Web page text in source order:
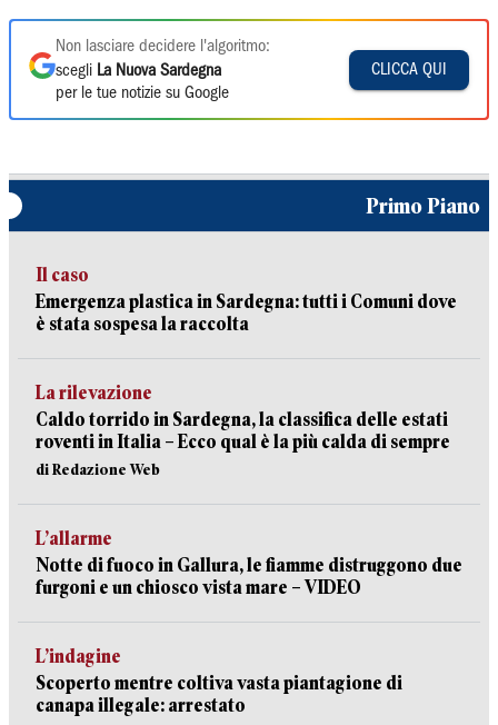
Non lasciare decidere l'algoritmo:
scegli La Nuova Sardegna
per le tue notizie su Google
CLICCA QUI
Primo Piano
Il caso
Emergenza plastica in Sardegna: tutti i Comuni dove
è stata sospesa la raccolta
La rilevazione
Caldo torrido in Sardegna, la classifica delle estati
roventi in Italia – Ecco qual è la più calda di sempre
di Redazione Web
L’allarme
Notte di fuoco in Gallura, le fiamme distruggono due
furgoni e un chiosco vista mare – VIDEO
L’indagine
Scoperto mentre coltiva vasta piantagione di
canapa illegale: arrestato